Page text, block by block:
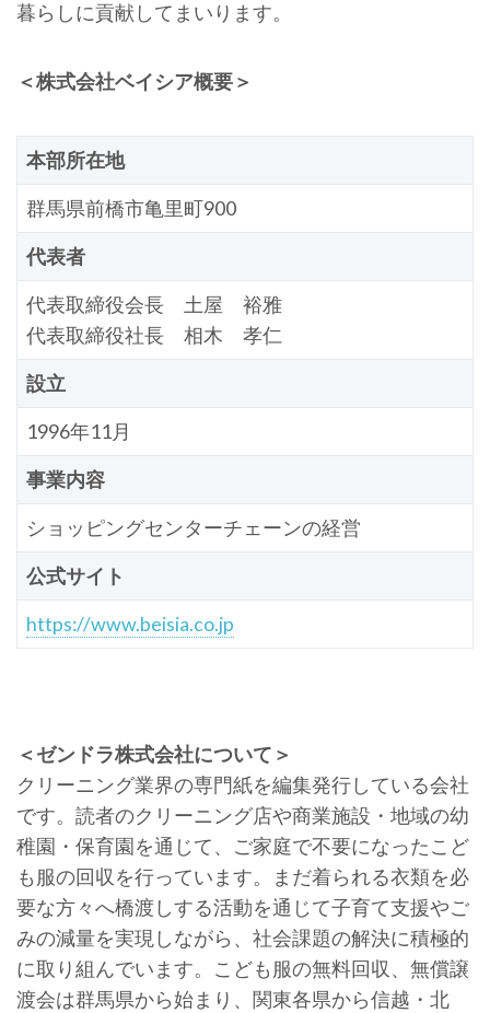
暮らしに貢献してまいります。
＜株式会社ベイシア概要＞
本部所在地
群馬県前橋市亀里町900
代表者
代表取締役会長 土屋 裕雅
代表取締役社長 相木 孝仁
設立
1996年11月
事業内容
ショッピングセンターチェーンの経営
公式サイト
https://www.beisia.co.jp
＜ゼンドラ株式会社について＞
クリーニング業界の専門紙を編集発行している会社
です。読者のクリーニング店や商業施設・地域の幼
稚園・保育園を通じて、ご家庭で不要になったこど
も服の回収を行っています。まだ着られる衣類を必
要な方々へ橋渡しする活動を通じて子育て支援やご
みの減量を実現しながら、社会課題の解決に積極的
に取り組んでいます。こども服の無料回収、無償譲
渡会は群馬県から始まり、関東各県から信越・北